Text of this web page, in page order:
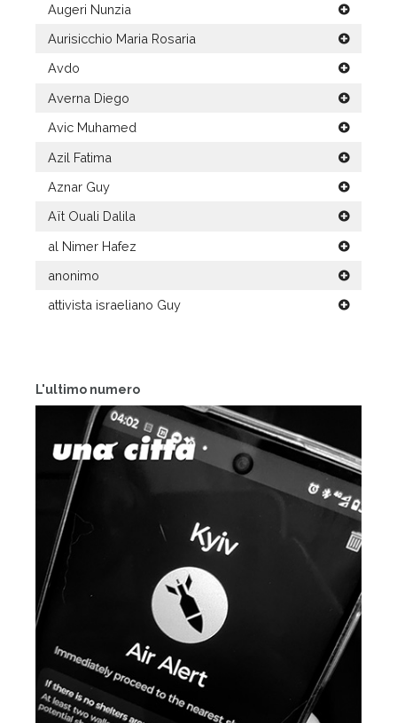
L'ultimo numero
Augeri Nunzia
Aurisicchio Maria Rosaria
Avdo
Averna Diego
Avic Muhamed
Azil Fatima
Aznar Guy
Aït Ouali Dalila
al Nimer Hafez
anonimo
attivista israeliano Guy